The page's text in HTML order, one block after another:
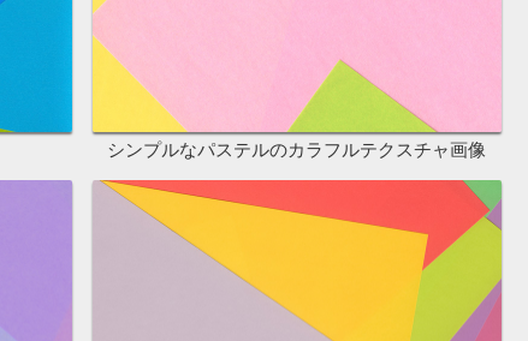
シンプルなパステルのカラフルテクスチャ画像